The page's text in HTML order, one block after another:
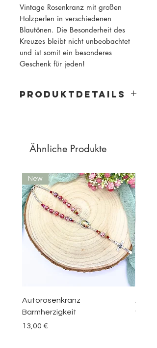
Vintage Rosenkranz mit großen
Holzperlen in verschiedenen
Blautönen. Die Besonderheit des
Kreuzes bleibt nicht unbeobachtet
und ist somit ein besonderes
Geschenk für jeden!
PRODUKTDETAILS
Kordelfarbe: Dunkelblau
Ähnliche Produkte
New
Autorosenkranz
Barmherzigkeit
Preis
13,00 €
vom